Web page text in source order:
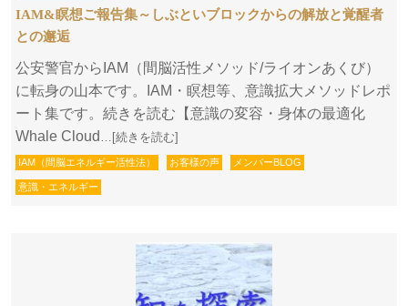
IAM&瞑想ご報告集～しぶといブロックからの解放と覚醒者
との邂逅
公安警官からIAM（間脳活性メソッド/ライオンあくび）
に転身の山本です。IAM・瞑想等、意識拡大メソッドレポ
ート集です。続きを読む【意識の変容・身体の最適化
Whale Cloud …[続きを読む]
IAM（間脳エネルギー活性法） お客様の声 メンバーBLOG
意識・エネルギー